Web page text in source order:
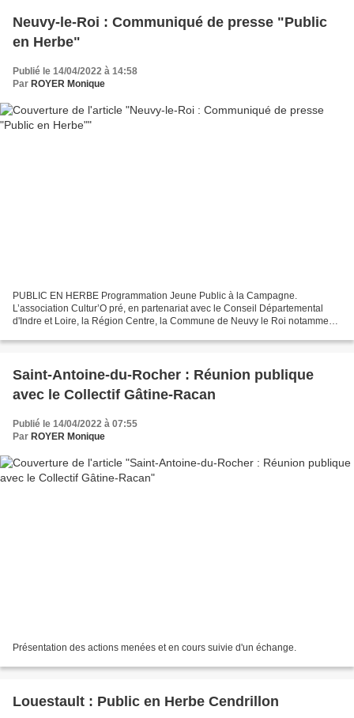
Neuvy-le-Roi : Communiqué de presse "Public
en Herbe"
Publié le 14/04/2022 à 14:58
Par ROYER Monique
PUBLIC EN HERBE Programmation Jeune Public à la Campagne.
L’association Cultur’O pré, en partenariat avec le Conseil Départemental
d'Indre et Loire, la Région Centre, la Commune de Neuvy le Roi notamment
Saint-Antoine-du-Rocher : Réunion publique
avec le Collectif Gâtine-Racan
Publié le 14/04/2022 à 07:55
Par ROYER Monique
Présentation des actions menées et en cours suivie d'un échange.
Louestault : Public en Herbe Cendrillon